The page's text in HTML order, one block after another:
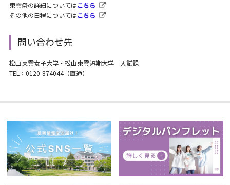
東雲祭の詳細についてはこちら
その他の日程についてはこちら
問い合わせ先
松山東雲女子大学・松山東雲短期大学 入試課
TEL：0120-874044（直通）